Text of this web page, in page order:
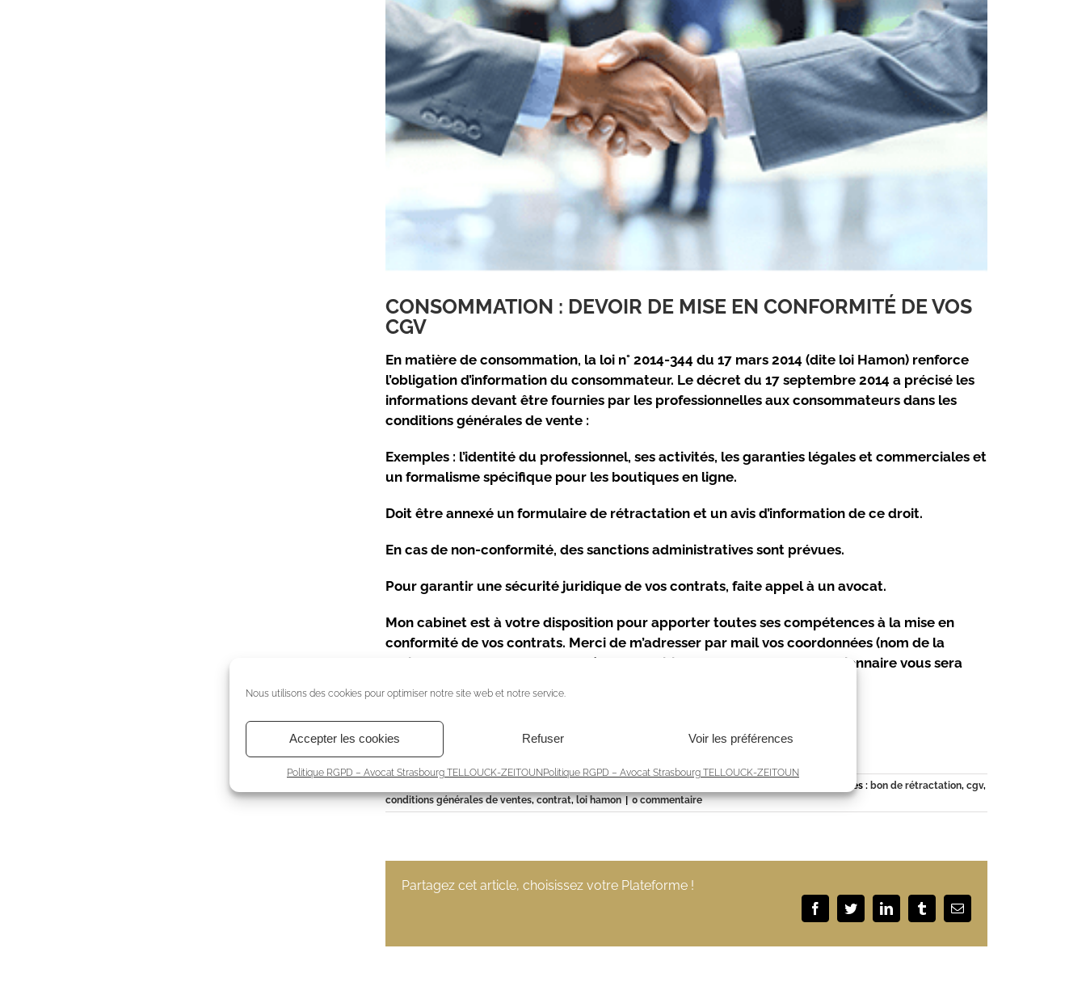
Nous utilisons des cookies pour optimiser notre site web et notre service.
Accepter les cookies Refuser Voir les préférences
Politique RGPD – Avocat Strasbourg TELLOUCK-ZEITOUNPolitique RGPD – Avocat Strasbourg TELLOUCK-ZEITOUN
CONSOMMATION : DEVOIR DE MISE EN CONFORMITÉ DE VOS
CGV
En matière de consommation, la loi n° 2014-344 du 17 mars 2014 (dite loi Hamon) renforce
l’obligation d’information du consommateur. Le décret du 17 septembre 2014 a précisé les
informations devant être fournies par les professionnelles aux consommateurs dans les
conditions générales de vente :
Exemples : l’identité du professionnel, ses activités, les garanties légales et commerciales et
un formalisme spécifique pour les boutiques en ligne.
Doit être annexé un formulaire de rétractation et un avis d’information de ce droit.
En cas de non-conformité, des sanctions administratives sont prévues.
Pour garantir une sécurité juridique de vos contrats, faite appel à un avocat.
Mon cabinet est à votre disposition pour apporter toutes ses compétences à la mise en
conformité de vos contrats. Merci de m’adresser par mail vos coordonnées (nom de la
société, adresse, gérant ou PDG), vos conditions générales et un questionnaire vous sera
DROIT COMMERCIAL
Mots-clés : bon de rétractation, cgv,
conditions générales de ventes,contrat,loi hamon | 0 commentaire
Partagez cet article, choisissez votre Plateforme !
FacebookTwitterLinkedInTumblrEmail